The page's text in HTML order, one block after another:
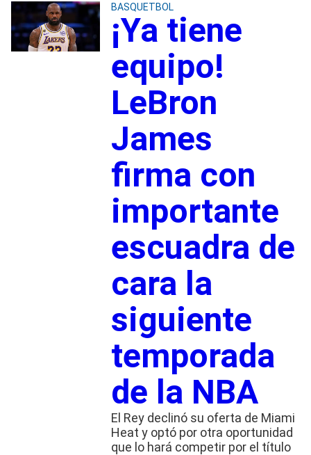
BASQUETBOL
¡Ya tiene
equipo!
LeBron
James
firma con
importante
escuadra de
cara la
siguiente
temporada
de la NBA
El Rey declinó su oferta de Miami
Heat y optó por otra oportunidad
que lo hará competir por el título